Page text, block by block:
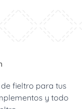
fieltro para tus
y todo